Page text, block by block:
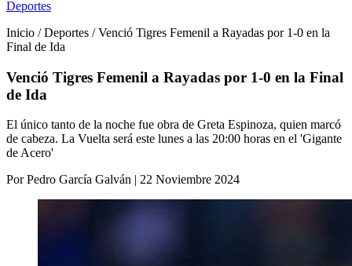
Deportes
Inicio / Deportes / Venció Tigres Femenil a Rayadas por 1-0 en la
Final de Ida
Venció Tigres Femenil a Rayadas por 1-0 en la Final
de Ida
El único tanto de la noche fue obra de Greta Espinoza, quien marcó
de cabeza. La Vuelta será este lunes a las 20:00 horas en el 'Gigante
de Acero'
Por Pedro García Galván | 22 Noviembre 2024